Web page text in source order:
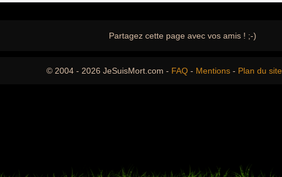
Partagez cette page avec vos amis ! ;-)
© 2004 - 2026 JeSuisMort.com - FAQ - Mentions - Plan du site